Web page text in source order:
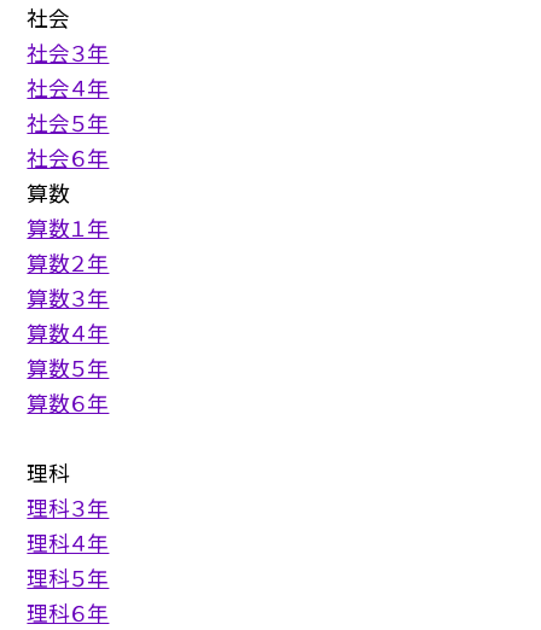
社会
社会３年
社会４年
社会５年
社会６年
算数
算数１年
算数２年
算数３年
算数４年
算数５年
算数６年
理科
理科３年
理科４年
理科５年
理科６年